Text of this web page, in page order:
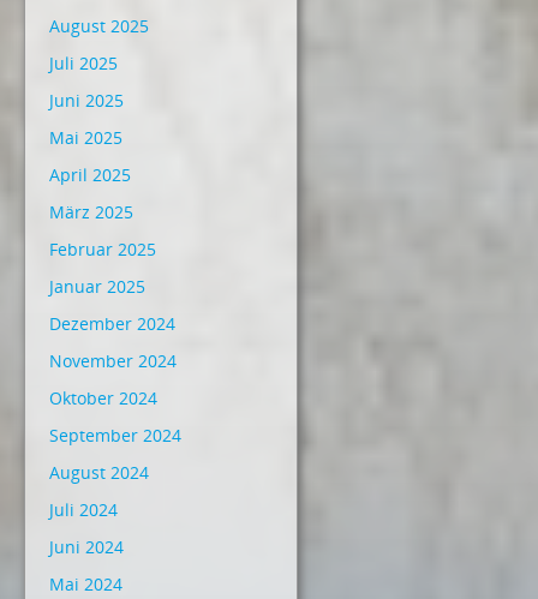
August 2025
Juli 2025
Juni 2025
Mai 2025
April 2025
März 2025
Februar 2025
Januar 2025
Dezember 2024
November 2024
Oktober 2024
September 2024
August 2024
Juli 2024
Juni 2024
Mai 2024